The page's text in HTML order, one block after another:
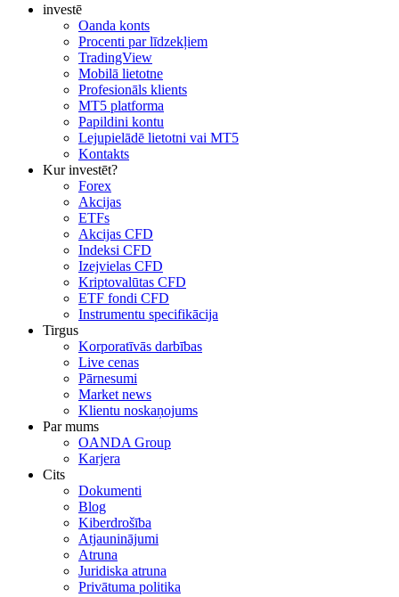
investē
Oanda konts
Procenti par līdzekļiem
TradingView
Mobilā lietotne
Profesionāls klients
MT5 platforma
Papildini kontu
Lejupielādē lietotni vai MT5
Kontakts
Kur investēt?
Forex
Akcijas
ETFs
Akcijas CFD
Indeksi CFD
Izejvielas CFD
Kriptovalūtas CFD
ETF fondi CFD
Instrumentu specifikācija
Tirgus
Korporatīvās darbības
Live cenas
Pārnesumi
Market news
Klientu noskaņojums
Par mums
OANDA Group
Karjera
Cits
Dokumenti
Blog
Kiberdrošība
Atjauninājumi
Atruna
Juridiska atruna
Privātuma politika